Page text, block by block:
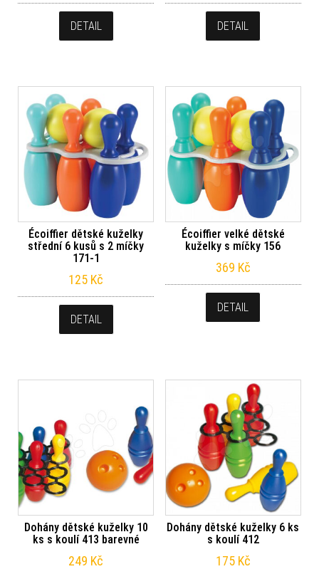
DETAIL DETAIL
Écoiffier dětské kuželky
střední 6 kusů s 2 míčky
171-1
125 Kč
DETAIL
Écoiffier velké dětské
kuželky s míčky 156
369 Kč
DETAIL
Dohány dětské kuželky 10
ks s koulí 413 barevné
249 Kč
Dohány dětské kuželky 6 ks
s koulí 412
175 Kč